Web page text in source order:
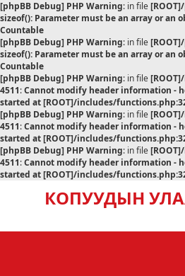
[phpBB Debug] PHP Warning: in file
sizeof(): Parameter must be an array or an
Countable
[phpBB Debug] PHP Warning: in file
sizeof(): Parameter must be an array or an
Countable
[phpBB Debug] PHP Warning: in file
4511:Cannot modify header information -
started at [ROOT]/includes/
[phpBB Debug] PHP Warning: in file
4511:Cannot modify header information -
started at [ROOT]/includes/
[phpBB Debug] PHP Warning: in file
4511:Cannot modify header information -
started at [ROOT]/includes/
КОПУУДЫН